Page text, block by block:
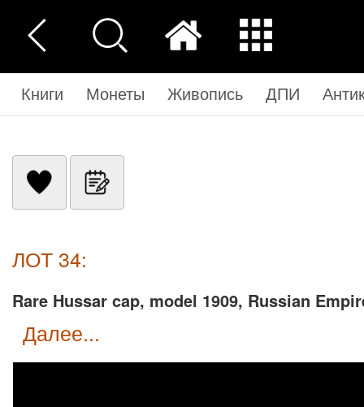
Книги Монеты Живопись ДПИ
ЛОТ 34:
Rare Hussar cap, model 1909, Russian
далее...